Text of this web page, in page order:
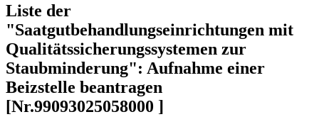
Liste der
"Saatgutbehandlungseinrichtungen mit
Qualitätssicherungssystemen zur
Staubminderung": Aufnahme einer
Beizstelle beantragen
[Nr.99093025058000 ]